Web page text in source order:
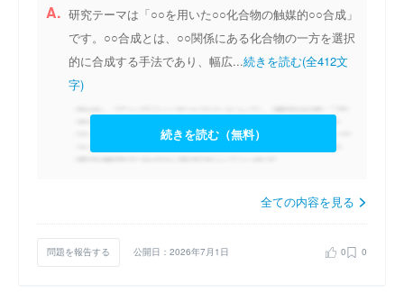
A. 研究テーマは「○○を用いた○○化合物の触媒的○○合成」
です。○○合成とは、○○関係にある化合物の一方を選択
的に合成する手法であり、幅広...続きを読む(全412文
字)
続きを読む（無料）
全ての内容を見る
問題を報告する 公開日：2026年7月1日 0 0